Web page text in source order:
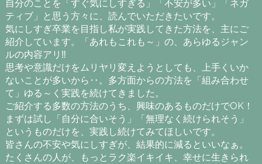
自分のことを「すぐ気にしすぎる」「不安が多い」「ネガ
ティブ」と思う方々に、読んでいただきたいです。
気にしすぎ卒業を目指し私が実践してきた方法を、主にご
紹介しています。「あれもこれも～」の、あらゆるジャン
ルの内容アリ‼
思考や意識だけをムリヤリ変えようとしても、上手くいか
ないことが多いから‥。多方面からの方法を「組み合わせ
て」ゆる～く実践を続けてきました。
ご紹介する多数の方法のうち、興味のあるものだけでOK！
まずは試し「自分に合いそう」「無理なく続けられそう」
というものだけを、実践し続けてみてほしいです。
皆さんの不安や気にしすぎが、結果的に減るといいなぁ。
たくさんの人が、もっとラク楽イキイキ、幸せに生きられ